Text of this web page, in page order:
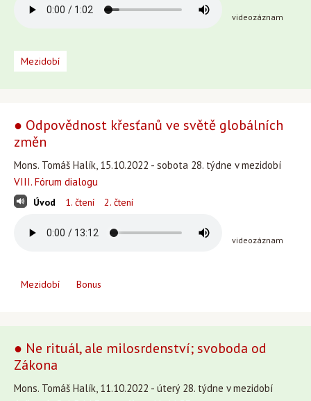
videozáznam
Mezidobí
● Odpovědnost křesťanů ve světě globálních
změn
Mons. Tomáš Halík, 15.10.2022 - sobota 28. týdne v mezidobí
VIII. Fórum dialogu
Úvod 1. čtení 2. čtení
videozáznam
Mezidobí Bonus
● Ne rituál, ale milosrdenství; svoboda od
Zákona
Mons. Tomáš Halík, 11.10.2022 - úterý 28. týdne v mezidobí